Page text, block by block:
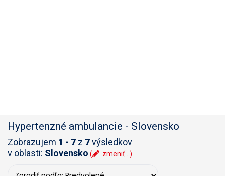
Hypertenzné ambulancie - Slovensko
Zobrazujem 1 - 7 z 7výsledkov
v oblasti: Slovensko ( zmeniť...)